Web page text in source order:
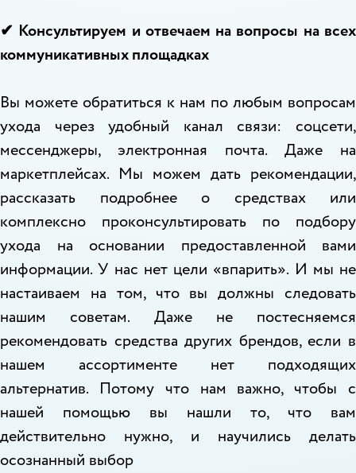
✔ Консультируем и отвечаем на вопросы на всех
коммуникативных площадках
Вы можете обратиться к нам по любым вопросам
ухода через удобный канал связи: соцсети,
мессенджеры, электронная почта. Даже на
маркетплейсах. Мы можем дать рекомендации,
рассказать подробнее о средствах или
комплексно проконсультировать по подбору
ухода на основании предоставленной вами
информации. У нас нет цели «впарить». И мы не
настаиваем на том, что вы должны следовать
нашим советам. Даже не постесняемся
рекомендовать средства других брендов, если в
нашем ассортименте нет подходящих
альтернатив. Потому что нам важно, чтобы с
нашей помощью вы нашли то, что вам
действительно нужно, и научились делать
осознанный выбор